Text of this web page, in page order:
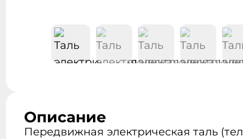
Описание
Передвижная электрическая таль